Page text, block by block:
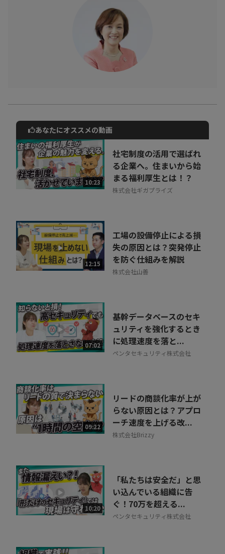
動画でご紹介しているサービスについて
お気軽にご相談・ご質問いただけます！
30秒でお申し込み可能
相談を希望する 無料
あなたにオススメの動画
10:23
社宅制度の活用で選ばれ
る企業へ。住まいから始
まる福利厚生とは！？
株式会社ギガプライズ
12:15
工場の設備停止による損
失の原因とは？突発停止
を防ぐ仕組みを解説
株式会社山善
07:02
基幹データベースのセキ
ュリティを強化するとき
に処理速度を落と...
ペンタセキュリティ株式会社
09:22
リードの商談化率が上が
らない原因とは？アプロ
ーチ速度を上げる改...
株式会社Brizzy
10:20
「私たちは安全だ」と思
い込んでいる組織に告
ぐ！70万を超える...
ペンタセキュリティ株式会社